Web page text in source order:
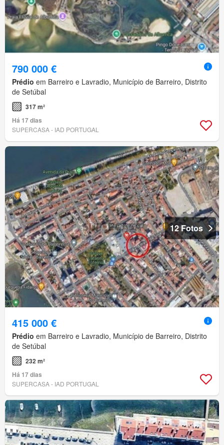
790 000 €
Prédio em Barreiro e Lavradio, Município de Barreiro, Distrito
de Setúbal
317 m²
Há 17 dias
SUPERCASA - IAD PORTUGAL
12 Fotos
415 000 €
Prédio em Barreiro e Lavradio, Município de Barreiro, Distrito
de Setúbal
232 m²
Há 17 dias
SUPERCASA - IAD PORTUGAL